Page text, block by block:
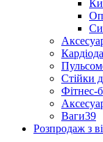
Стійки
Фітнес-
Ваги39
Розпродаж з